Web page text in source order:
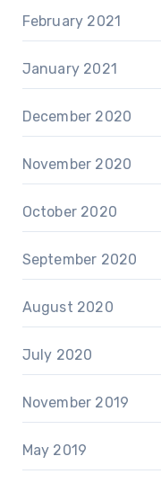
February 2021
January 2021
December 2020
November 2020
October 2020
September 2020
August 2020
July 2020
November 2019
May 2019